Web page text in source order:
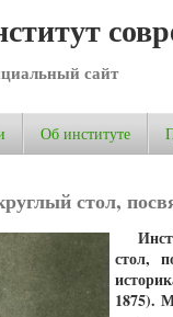
сайт
Об институте
стол,
стол,
1875).